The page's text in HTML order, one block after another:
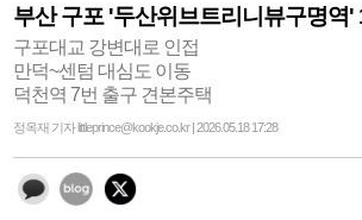
부산 구포 '두산위브트리니뷰구명역'
구포대교 강변대로 인접
만덕~센텀 대심도 이동
덕천역 7번 출구 견본주택
정옥재 기자 littleprince@kookje.co.kr | 2026.05.18 17:28